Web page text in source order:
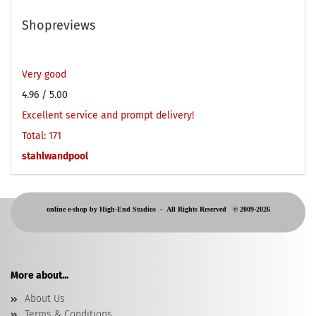
Shopreviews
Very good
4.96 / 5.00
Excellent service and prompt delivery!
Total: 171
stahlwandpool
online e-shop by High-End Studios - All Rights Reserved © 2009-2026
More about...
About Us